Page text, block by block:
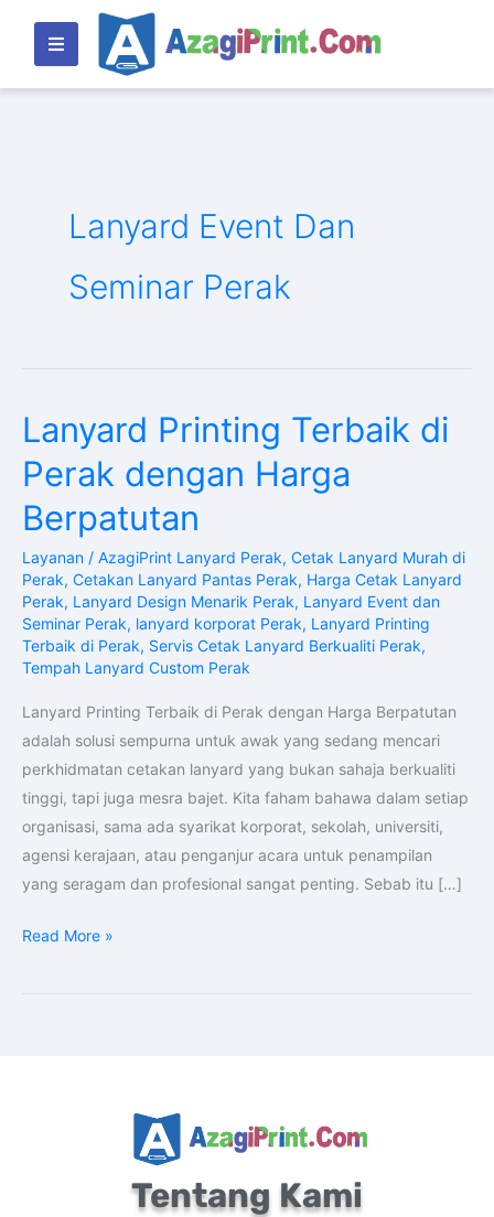
konten
Lanyard Event Dan
Seminar Perak
Lanyard Printing Terbaik di
Perak dengan Harga
Berpatutan
Layanan / AzagiPrint Lanyard Perak, Cetak Lanyard Murah di
Perak, Cetakan Lanyard Pantas Perak, Harga Cetak Lanyard
Perak, Lanyard Design Menarik Perak, Lanyard Event dan
Seminar Perak, lanyard korporat Perak, Lanyard Printing
Terbaik di Perak, Servis Cetak Lanyard Berkualiti Perak,
Tempah Lanyard Custom Perak
Lanyard Printing Terbaik di Perak dengan Harga Berpatutan
adalah solusi sempurna untuk awak yang sedang mencari
perkhidmatan cetakan lanyard yang bukan sahaja berkualiti
tinggi, tapi juga mesra bajet. Kita faham bahawa dalam setiap
organisasi, sama ada syarikat korporat, sekolah, universiti,
agensi kerajaan, atau penganjur acara untuk penampilan
yang seragam dan profesional sangat penting. Sebab itu […]
Lanyard
Printing
Terbaik
di
Perak
dengan
Harga
Berpatutan
Read More »
Tentang Kami